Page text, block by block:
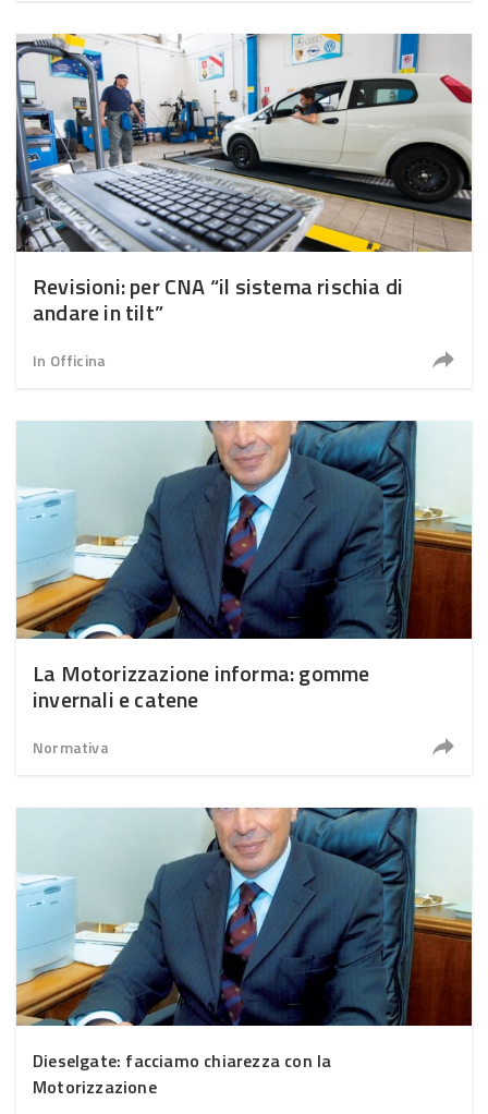
Revisioni: per CNA “il sistema rischia di
andare in tilt”
In Officina
La Motorizzazione informa: gomme
invernali e catene
Normativa
Dieselgate: facciamo chiarezza con la
Motorizzazione